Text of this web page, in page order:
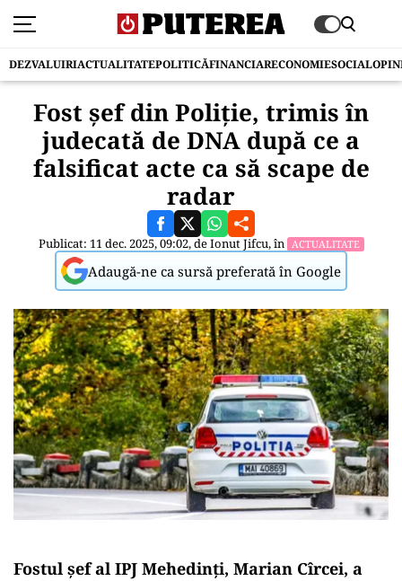
DEZVALUIRIACTUALITATEPOLITICĂFINANCIARECONOMIESOCIAL
Fost şef din Poliţie, trimis în
judecată de DNA după ce a
falsificat acte ca să scape de
radar
Publicat: 11 dec. 2025, 09:02, deIonut Jifcu, în ACTUALITATE
Adaugă-ne ca sursă preferată în Google
Fostul şef al IPJ Mehedinţi, Marian Cîrcei, a